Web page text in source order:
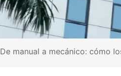
De manual a mecánico: cómo